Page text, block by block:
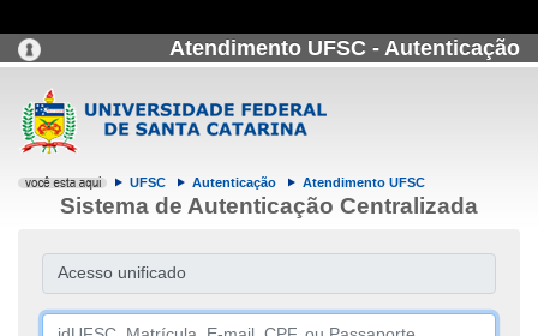
Atendimento UFSC - Autenticação
UFSC Autenticação Atendimento UFSC
Sistema de Autenticação Centralizada
Acesso unificado